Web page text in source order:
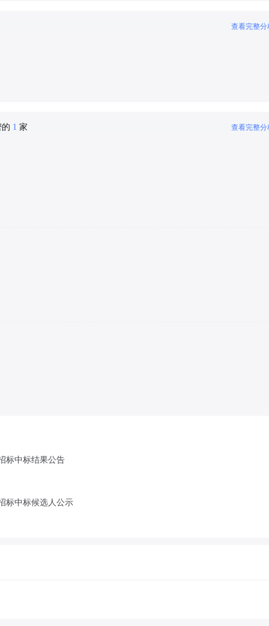
查看完整分
1 家 查看完整分
标中标结果公告
标中标候选人公示